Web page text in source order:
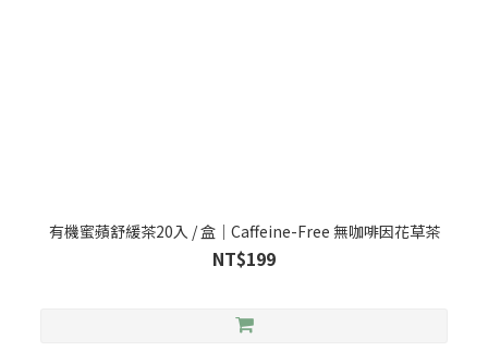
有機蜜蘋舒緩茶20入 / 盒｜Caffeine-Free 無咖啡因花草茶
NT$199